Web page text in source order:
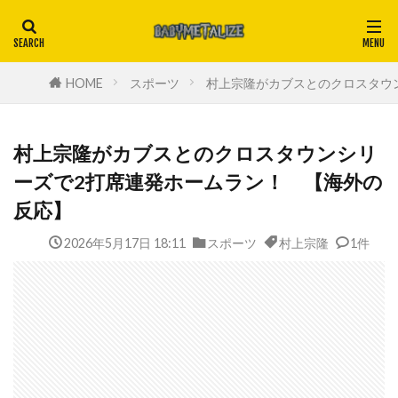
HOME スポーツ 村上宗隆がカブスとのクロスタ
村上宗隆がカブスとのクロスタウンシリ
ーズで2打席連発ホームラン！ 【海外の
反応】
2026年5月17日 18:11 スポーツ 村上宗隆 1件